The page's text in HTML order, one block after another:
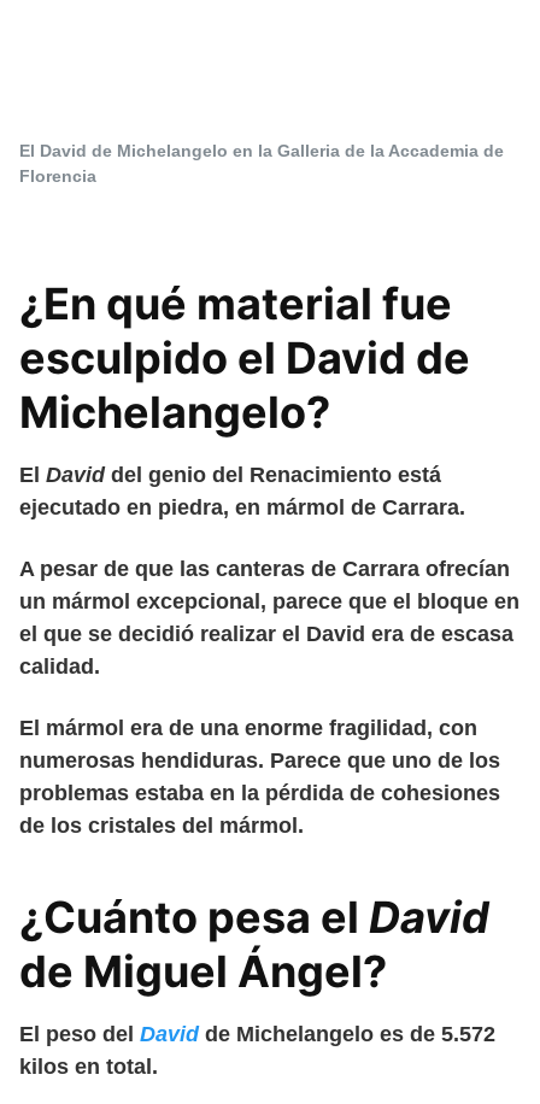
El David de Michelangelo en la Galleria de la Accademia de
Florencia
¿En qué material fue
esculpido el David de
Michelangelo?
El David del genio del Renacimiento está
ejecutado en piedra, en mármol de Carrara.
A pesar de que las canteras de Carrara ofrecían
un mármol excepcional, parece que el bloque en
el que se decidió realizar el David era de escasa
calidad.
El mármol era de una enorme fragilidad, con
numerosas hendiduras. Parece que uno de los
problemas estaba en la pérdida de cohesiones
de los cristales del mármol.
¿Cuánto pesa el David
de Miguel Ángel?
El peso del David de Michelangelo es de 5.572
kilos en total.